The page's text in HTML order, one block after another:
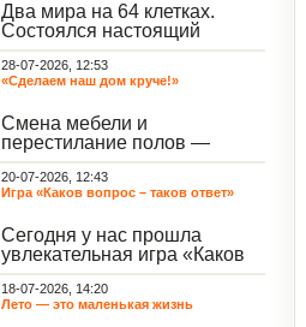
Два мира на 64 клетках.
Состоялся настоящий
интеллектуальный
праздник — турнир по
шахматам и шашкам.
небывалый ажиотаж среди
воспитанников, превратив
тихие залы центра в арену
напряжённых поединков,
громких аплодисментов и
жарких обсуждений.
28-07-2026, 12:53
«Сделаем наш дом круче!»
Смена мебели и
перестилание полов —
дело рук профессионалов.
А вот создание настоящего
домашнего уюта — задача
этой неделе ребята взяли
инициативу в свои руки и
устроили масштабную
генеральную уборку
жилого корпуса.
20-07-2026, 12:43
Игра «Каков вопрос – таков ответ»
Сегодня у нас прошла
увлекательная игра «Каков
вопрос – таков ответ»,
которая собрала самых
любознательных
18-07-2026, 14:20
Лето — это маленькая жизнь